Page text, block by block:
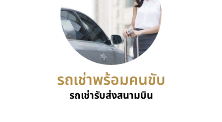
รถเช่าพร้อมคนขับ
รถเช่ารับส่งสนามบิน